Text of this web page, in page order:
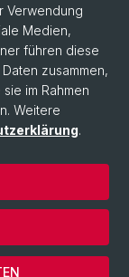
Verwendung
Medien,
führen diese
zusammen,
im Rahmen
Weitere
.